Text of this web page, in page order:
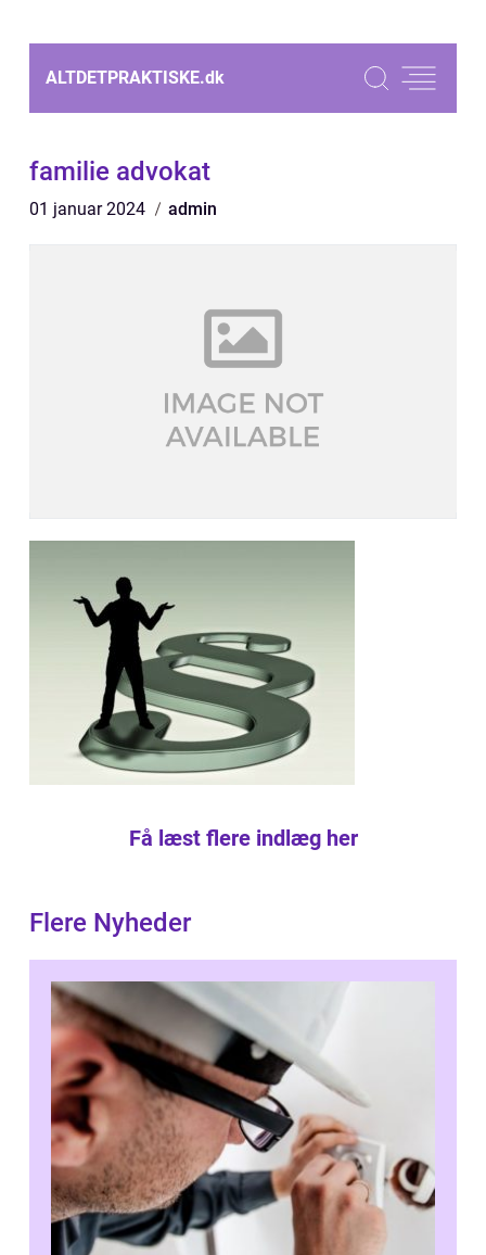
ALTDETPRAKTISKE.dk
familie advokat
01 januar 2024 admin
Få læst flere indlæg her
Flere Nyheder